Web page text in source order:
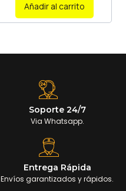
Añadir al carrito
Soporte 24/7
Via Whatsapp.
Entrega Rápida
Envíos garantizados y rápidos.